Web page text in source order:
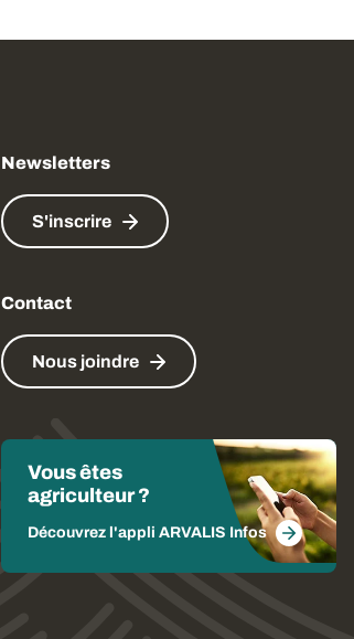
Newsletters
S'inscrire
Contact
Nous joindre
Vous êtes
agriculteur ?
Découvrez l'appli ARVALIS Infos